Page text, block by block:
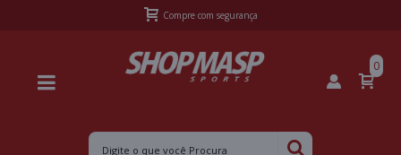
Frete Grátis Sul acima de R$399,99 e Sudeste acima de R$499,99
0